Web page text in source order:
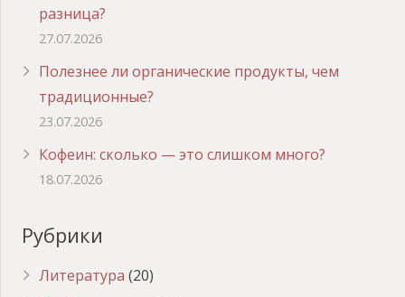
разница?
27.07.2026
Полезнее ли органические продукты, чем
традиционные?
23.07.2026
Кофеин: сколько — это слишком много?
18.07.2026
Рубрики
Литература (20)